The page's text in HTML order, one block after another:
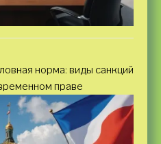
норма: виды санкций
праве